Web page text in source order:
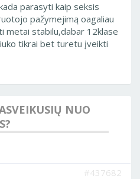
parasyti kaip seksis
pažymejimą oagaliau
metai stabilu,dabar 12klase
tikrai bet turetu įveikti
NUO
#437682